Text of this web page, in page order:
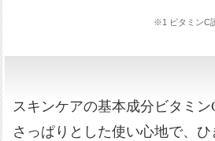
※1 ビタミンC
スキンケアの基本成分ビタミン
さっぱりとした使い心地で、